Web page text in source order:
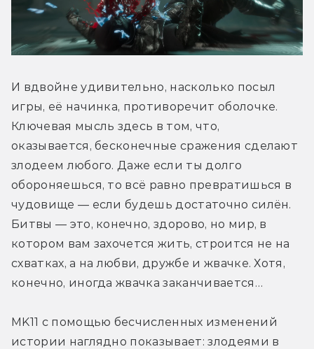
И вдвойне удивительно, насколько посыл
игры, её начинка, противоречит оболочке.
Ключевая мысль здесь в том, что,
оказывается, бесконечные сражения сделают
злодеем любого. Даже если ты долго
обороняешься, то всё равно превратишься в
чудовище — если будешь достаточно силён.
Битвы — это, конечно, здорово, но мир, в
котором вам захочется жить, строится не на
схватках, а на любви, дружбе и жвачке. Хотя,
конечно, иногда жвачка заканчивается…
MK11 c помощью бесчисленных изменений
истории наглядно показывает: злодеями в